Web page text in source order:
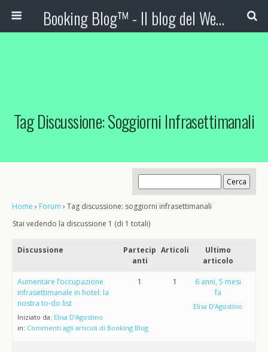
Booking Blog™ - Il blog del Web Marketing Turistico
Tag Discussione: Soggiorni Infrasettimanali
Home › Forum › Tag discussione: soggiorni infrasettimanali
Stai vedendo la discussione 1 (di 1 totali)
Discussione
Partecip
anti
Articoli
Ultimo
articolo
Aumentare l’occupazione
infrasettimanale in hotel: la
nostra to-do list
Iniziato da: Elisa D’Agostino
in: Commenti agli articoli di Booking Blog
1 1
6 anni, 5 mesi
fa
Elisa D’Agostino